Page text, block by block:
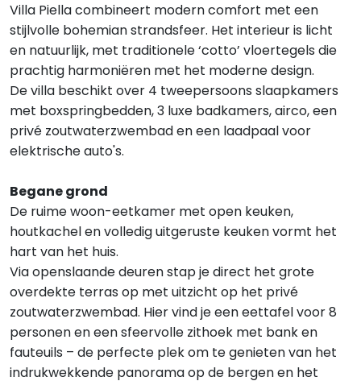
Villa Piella combineert modern comfort met een
stijlvolle bohemian strandsfeer. Het interieur is licht
en natuurlijk, met traditionele ‘cotto’ vloertegels die
prachtig harmoniëren met het moderne design.
De villa beschikt over 4 tweepersoons slaapkamers
met boxspringbedden, 3 luxe badkamers, airco, een
privé zoutwaterzwembad en een laadpaal voor
elektrische auto's.
Begane grond
De ruime woon-eetkamer met open keuken,
houtkachel en volledig uitgeruste keuken vormt het
hart van het huis.
Via openslaande deuren stap je direct het grote
overdekte terras op met uitzicht op het privé
zoutwaterzwembad. Hier vind je een eettafel voor 8
personen en een sfeervolle zithoek met bank en
fauteuils – de perfecte plek om te genieten van het
indrukwekkende panorama op de bergen en het